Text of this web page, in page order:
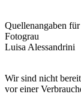
Quellenangaben
Fotograu
Luisa Alessandrini
Wir sind nicht
vor einer